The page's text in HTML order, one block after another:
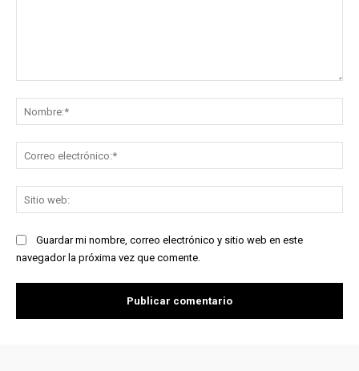
Guardar mi nombre, correo electrónico y sitio web en este
navegador la próxima vez que comente.